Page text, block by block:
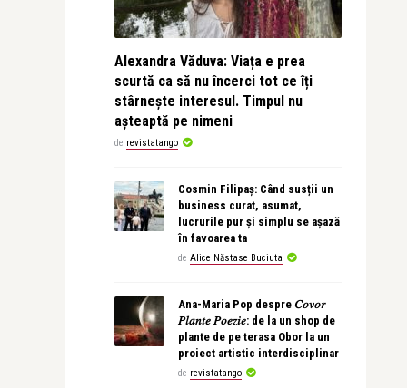
Alexandra Văduva: Viața e prea
scurtă ca să nu încerci tot ce îți
stârnește interesul. Timpul nu
așteaptă pe nimeni
de revistatango
Cosmin Filipaș: Când susții un
business curat, asumat,
lucrurile pur și simplu se așază
în favoarea ta
de Alice Năstase Buciuta
Ana-Maria Pop despre 𝐶𝑜𝑣𝑜𝑟
𝑃𝑙𝑎𝑛𝑡𝑒 𝑃𝑜𝑒𝑧𝑖𝑒: de la un shop de
plante de pe terasa Obor la un
proiect artistic interdisciplinar
de revistatango